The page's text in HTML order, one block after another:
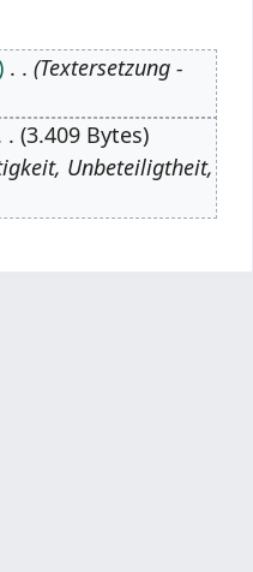
Textersetzung -
3.409 Bytes
Unbeteiligtheit,